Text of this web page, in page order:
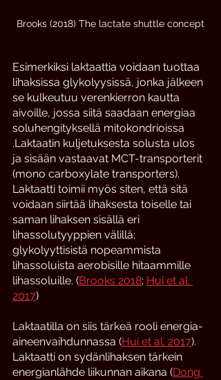
Brooks (2018) The lactate shuttle concept
Esimerkiksi laktaattia voidaan tuottaa
lihaksissa glykolyysissä, jonka jälkeen
se kulkeutuu verenkierron kautta
aivoille, jossa siitä saadaan energiaa
soluhengityksellä mitokondrioissa
.Laktaatin kuljetuksesta solusta ulos
ja sisään vastaavat MCT-transporterit
(mono carboxylate transporters).
Laktaatti toimii myös siten, että sitä
voidaan siirtää lihaksesta toiselle tai
saman lihaksen sisällä eri
lihassolutyyppien välillä;
glykolyyttisistä nopeammista
lihassoluista aerobisille hitaammille
lihassoluille. (Brooks 2018; Hui et al.
2017)
Laktaatilla on siis tärkeä rooli energia-
aineenvaihdunnassa (Hui et al. 2017).
Laktaatti on sydänlihaksen tärkein
energianlähde liikunnan aikana (Dong